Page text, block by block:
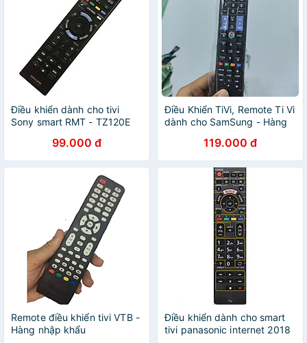
Điều khiển dành cho tivi
Sony smart RMT - TZ120E
99.000 đ
Điều Khiển TiVi, Remote Ti Vi
dành cho SamSung - Hàng
119.000 đ
Remote điều khiển tivi VTB -
Hàng nhập khẩu
Điều khiển dành cho smart
tivi panasonic internet 2018